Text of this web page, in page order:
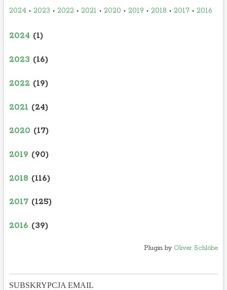
2024 • 2023 • 2022 • 2021 • 2020 • 2019 • 2018 • 2017• 2016
2024 (1)
2023 (16)
2022 (19)
2021 (24)
2020 (17)
2019 (90)
2018 (116)
2017 (125)
2016 (39)
Plugin by Oliver Schlöbe
SUBSKRYPCJA EMAIL